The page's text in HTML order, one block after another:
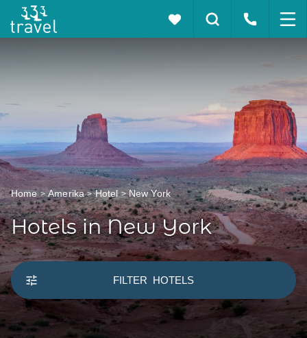
Home Amerika Hotel New York
Hotels in New York
FILTER HOTELS